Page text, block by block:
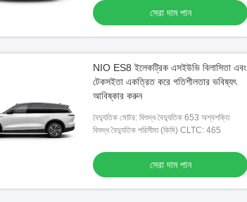
সেরা দাম পান
NIO ES8 ইলেকট্রিক এসইউভি বিলাসিতা এবং
টেকসইতা একত্রিত করে গতিশীলতার ভবিষ্যৎ
আবিষ্কার করুন
বৈদ্যুতিক মোটর: বিশুদ্ধ বৈদ্যুতিক 653 অশ্বশক্তি
বিশুদ্ধ বৈদ্যুতিক পরিসীমা (কিমি) CLTC: 465
সেরা দাম পান